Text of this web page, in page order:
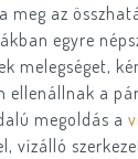
meg az
egyre
melegséget,
ellenállnak a
megoldás a
vízálló